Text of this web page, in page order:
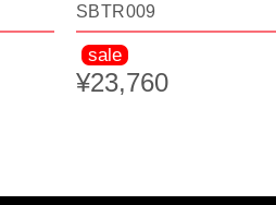
SBTR009
sale
¥23,760